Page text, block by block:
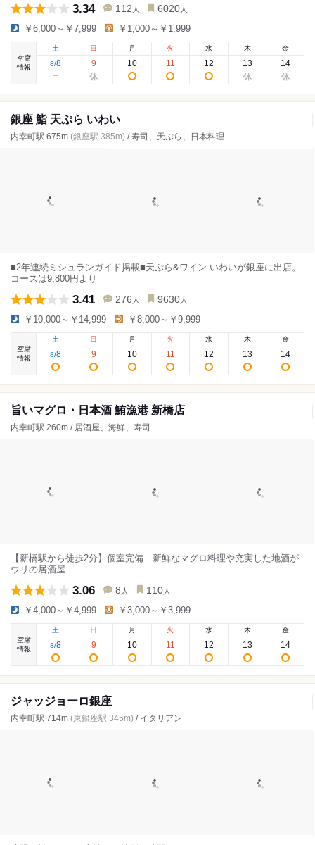
3.34 112 人 6020 人
￥6,000～￥7,999 ￥1,000～￥1,999
空席
情報
土
8/8
日
9
月
10
火
11
水
12
木
13
金
14
銀座 鮨 天ぷら いわい
内幸町駅 675m (銀座駅 385m) / 寿司、天ぷら、日本料理
■2年連続ミシュランガイド掲載■天ぷら&ワイン いわいが銀座に出店。
コースは9,800円より
3.41 276 人 9630 人
￥10,000～￥14,999 ￥8,000～￥9,999
空席
情報
土
8/8
日
9
月
10
火
11
水
12
木
13
金
14
旨いマグロ・日本酒 鮪漁港 新橋店
内幸町駅 260m / 居酒屋、海鮮、寿司
【新橋駅から徒歩2分】個室完備｜新鮮なマグロ料理や充実した地酒が
ウリの居酒屋
3.06 8 人 110 人
￥4,000～￥4,999 ￥3,000～￥3,999
空席
情報
土
8/8
日
9
月
10
火
11
水
12
木
13
金
14
ジャッジョーロ銀座
内幸町駅 714m (東銀座駅 345m) / イタリアン